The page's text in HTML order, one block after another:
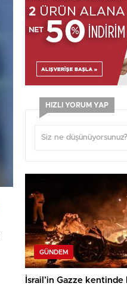
HIZLI YORUM YAP
GÜNDEM
İsrail’in Gazze kentinde